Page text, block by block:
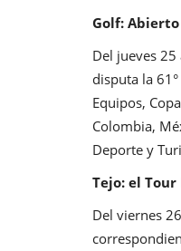
Golf:
Del jueves 25
disputa la
Equipos,
Colombia,
Deporte y
Tejo: el
Del viernes